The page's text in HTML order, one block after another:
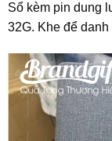
Sổ kèm pin dung
32G. Khe để